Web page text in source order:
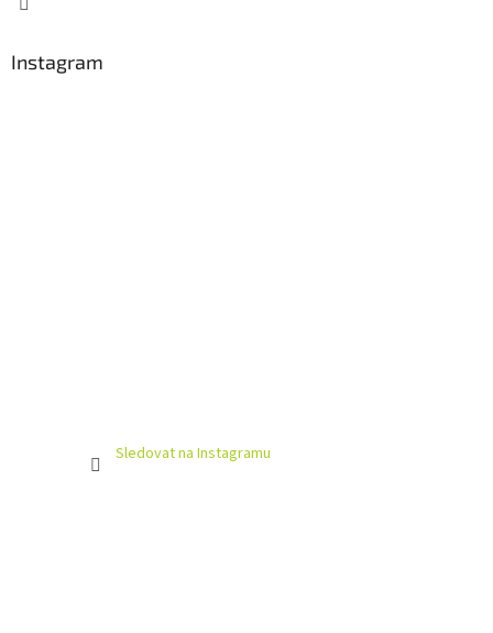
Instagram
Sledovat na Instagramu